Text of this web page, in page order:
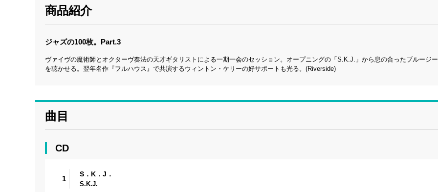
商品紹介
ジャズの100枚。Part.3
ヴァイヴの魔術師とオクターヴ奏法の天才ギタリストによる一期一会のセッション。オープニングの「S.K.J.」から息の合ったブルージ
を聴かせる。翌年名作『フルハウス』で共演するウィントン・ケリーの好サポートも光る。(Riverside)
曲目
CD
1
S．K．J．
S.K.J.